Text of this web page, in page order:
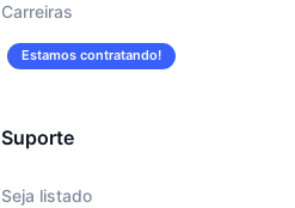
Carreiras
Estamos contratando!
Suporte
Seja listado